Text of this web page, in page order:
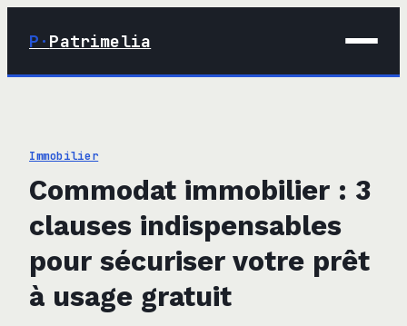
P· Patrimelia
03 · Immobilier
04 · Finance
Immobilier
Commodat immobilier : 3
clauses indispensables
pour sécuriser votre prêt
à usage gratuit